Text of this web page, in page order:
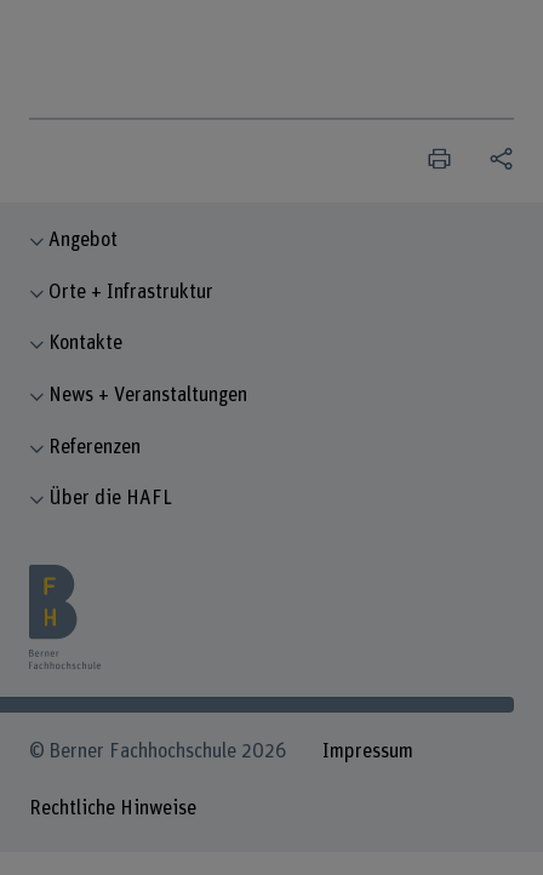
Angebot
Orte + Infrastruktur
Kontakte
News + Veranstaltungen
Referenzen
Über die HAFL
© Berner Fachhochschule 2026 Impressum
Rechtliche Hinweise